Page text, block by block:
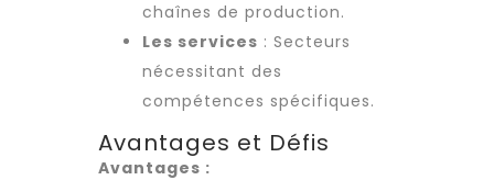
chaînes de production.
Les services : Secteurs
nécessitant des
compétences spécifiques.
Avantages et Défis
Avantages :